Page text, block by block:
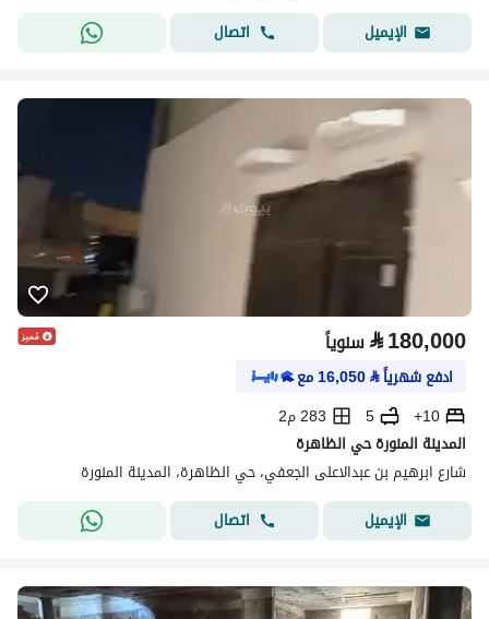
الإيميل
اتصال
⃁180,000 سنوياً
ادفع شهرياً⃁
16,050مع
10+
5
283 م2
المدينة المنورة حي الظاهرة
شارع ابرهيم بن عبدالاعلى الجعفي، حي الظاهرة، المدينة المنورة
الإيميل
اتصال